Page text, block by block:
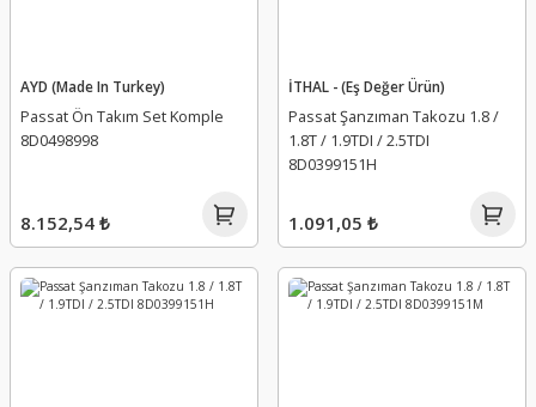
AYD (Made In Turkey)
Passat Ön Takım Set Komple
8D0498998
8.152,54 ₺
İTHAL - (Eş Değer Ürün)
Passat Şanzıman Takozu 1.8 /
1.8T / 1.9TDI / 2.5TDI
8D0399151H
1.091,05 ₺